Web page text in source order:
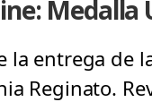
Medalla
la entrega de
Reginato.